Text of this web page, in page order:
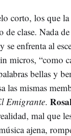
corto, los que la
de clase. Nada
enfrenta al
micros, “como
bellas y
las mismas
Emigrante.
mal que
ajena,